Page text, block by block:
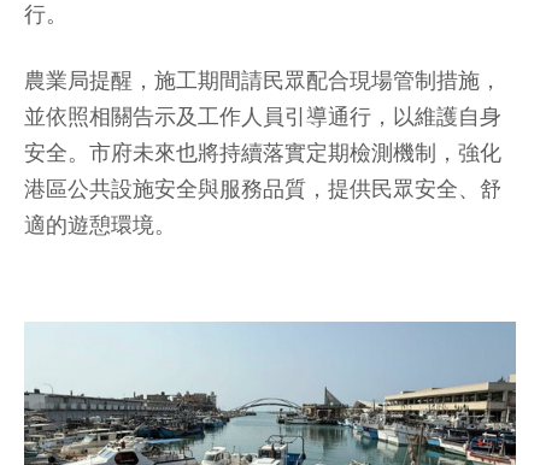
行。
農業局提醒，施工期間請民眾配合現場管制措施，
並依照相關告示及工作人員引導通行，以維護自身
安全。市府未來也將持續落實定期檢測機制，強化
港區公共設施安全與服務品質，提供民眾安全、舒
適的遊憩環境。